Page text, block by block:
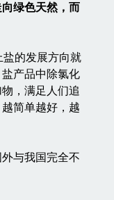
绿色天然，而
的发展方向就
产品中除氯化
，满足人们追
简单越好，越
与我国完全不